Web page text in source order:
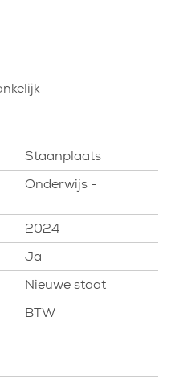
Staanplaats
Onderwijs -
2024
Ja
Nieuwe staat
BTW